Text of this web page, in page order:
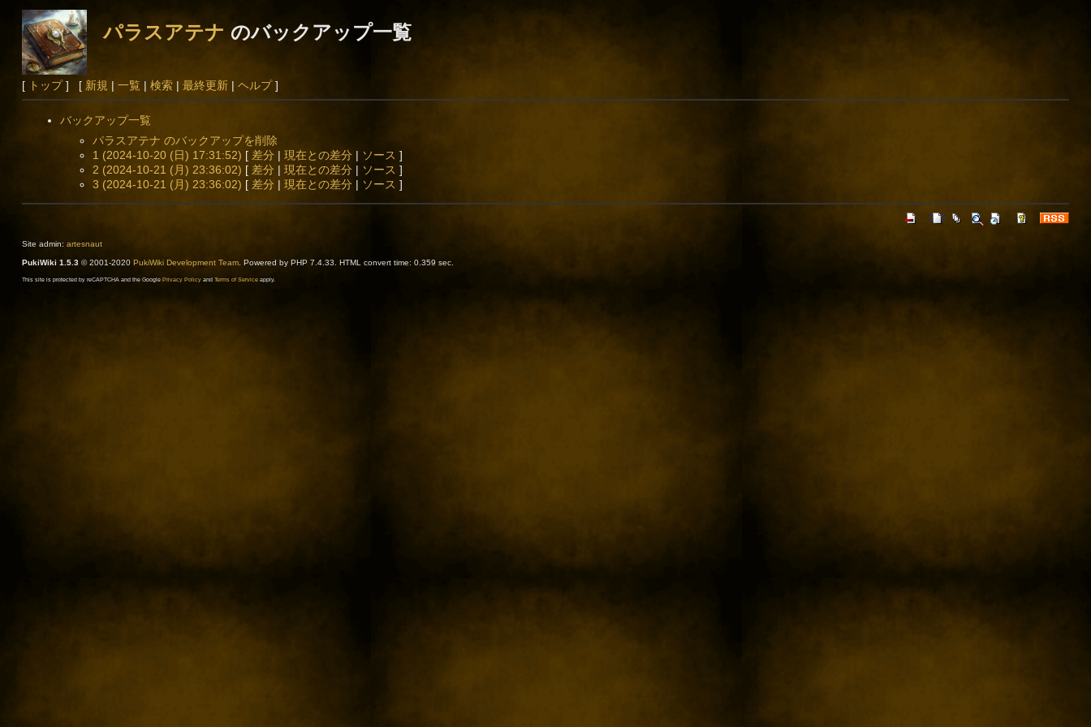
パラスアテナ のバックアップ一覧
[ トップ] [ 新規 | 一覧 | 検索| 最終更新| ヘルプ]
バックアップ一覧
パラスアテナ のバックアップを削除
1 (2024-10-20 (日) 17:31:52) [ 差分 |現在との差分 | ソース ]
2 (2024-10-21 (月) 23:36:02) [ 差分 |現在との差分 | ソース ]
3 (2024-10-21 (月) 23:36:02) [ 差分 |現在との差分 | ソース ]
Site admin: artesnaut
PukiWiki 1.5.3© 2001-2020 PukiWiki Development Team. Powered by PHP 7.4.33. HTML convert time: 0.359 sec.
This site is protected by reCAPTCHA and the Google Privacy Policyand Terms of Serviceapply.